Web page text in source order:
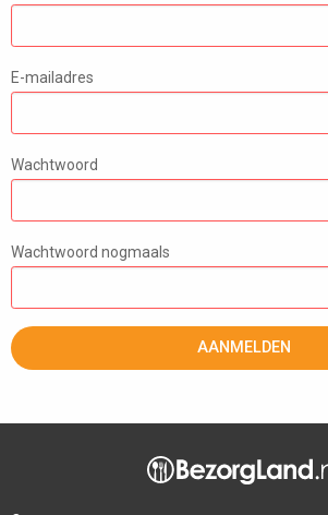
E-mailadres
Wachtwoord
Wachtwoord nogmaals
AANMELDEN